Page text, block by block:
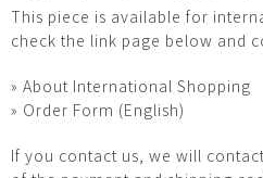
This piece is available for
check the link page below and
» About International Shopping
» Order Form (English)
If you contact us, we will